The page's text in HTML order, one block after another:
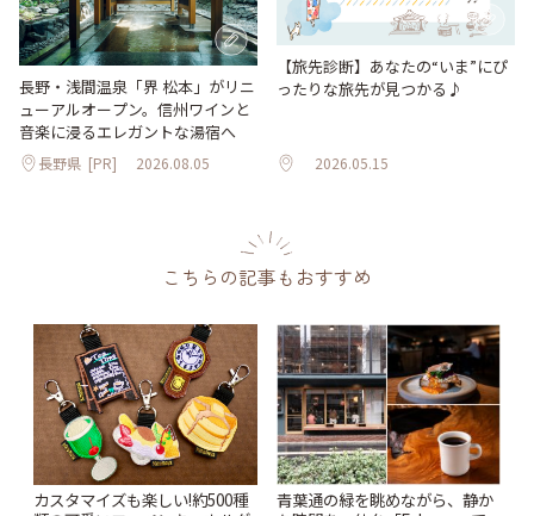
長野・浅間温泉「界 松本」がリニ
ューアルオープン。信州ワインと
音楽に浸るエレガントな湯宿へ
長野県 [PR] 2026.08.05
【旅先診断】あなたの“いま”にぴ
ったりな旅先が見つかる♪
2026.05.15
こちらの記事もおすすめ
カスタマイズも楽しい!約500種
青葉通の緑を眺めながら、静か